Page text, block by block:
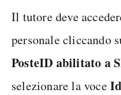
Il tutore deve
personale cliccando
PosteID abilitato a
selezionare la voce